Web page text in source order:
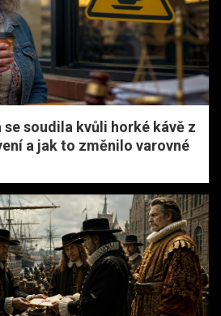
se soudila kvůli horké kávě z
a jak to změnilo varovné